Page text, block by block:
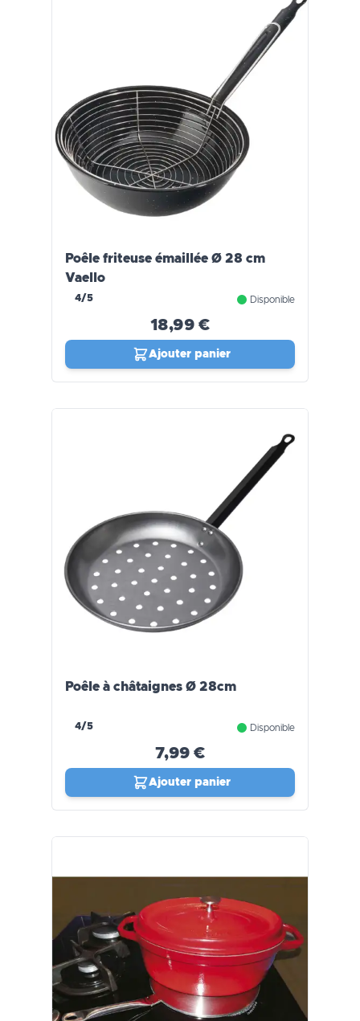
Poêle friteuse émaillée Ø 28 cm
Vaello
4/5 Disponible
18,99 €
Ajouter panier
Poêle à châtaignes Ø 28cm
4/5 Disponible
7,99 €
Ajouter panier